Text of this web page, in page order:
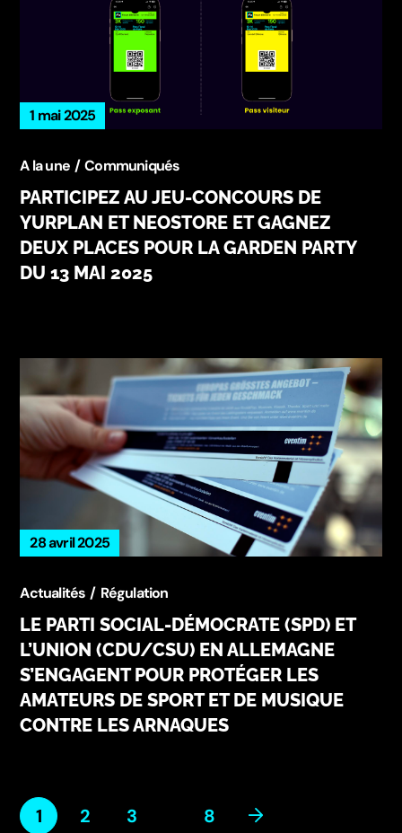
1 mai 2025
A la une Communiqués
PARTICIPEZ AU JEU-CONCOURS DE
YURPLAN ET NEOSTORE ET GAGNEZ
DEUX PLACES POUR LA GARDEN PARTY
DU 13 MAI 2025
28 avril 2025
Actualités Régulation
LE PARTI SOCIAL-DÉMOCRATE (SPD) ET
L’UNION (CDU/CSU) EN ALLEMAGNE
S’ENGAGENT POUR PROTÉGER LES
AMATEURS DE SPORT ET DE MUSIQUE
CONTRE LES ARNAQUES
1 2 3 8